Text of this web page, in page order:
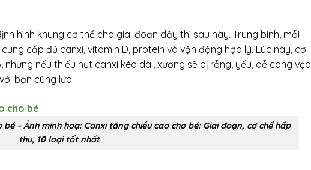
hình khung cơ thể cho giai đoạn dậy thì sau này. Trung bình, mỗi
cấp đủ canxi, vitamin D, protein và vận động hợp lý. Lúc này, cơ
nếu thiếu hụt canxi kéo dài, xương sẽ bị rỗng, yếu, dễ cong vẹo
bạn cùng lứa.
– Ảnh minh hoạ: Canxi tăng chiều cao cho bé: Giai đoạn, cơ chế hấp
thu, 10 loại tốt nhất